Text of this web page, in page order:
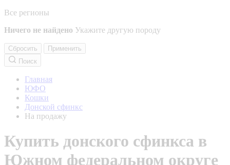
Все регионы
Ничего не найдено Укажите другую породу
Сбросить
Применить
Поиск
Главная
ЮФО
Кошки
Донской сфинкс
На продажу
Купить донского сфинкса в
Южном федеральном округе